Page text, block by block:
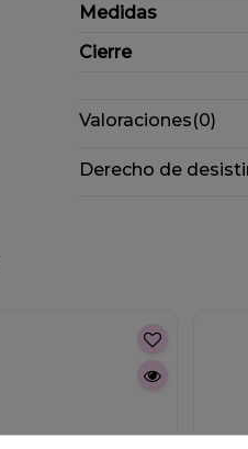
Medidas
Cierre
Valoraciones(0)
Derecho de